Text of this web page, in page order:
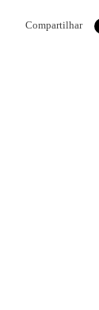
Compartilhar